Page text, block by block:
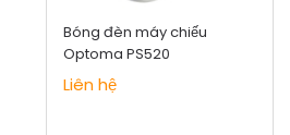
Bóng đèn máy chiếu
Optoma PS520
Liên hệ